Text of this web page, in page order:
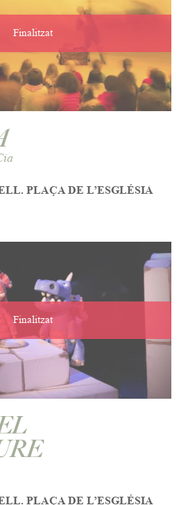
Finalitzat
PLAÇA DE L’ESGLÉSIA
Finalitzat
PLAÇA DE L’ESGLÉSIA